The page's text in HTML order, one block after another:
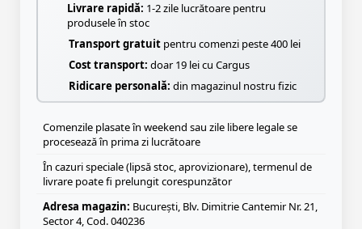
Livrare rapidă: 1-2 zile lucrătoare pentru
produsele în stoc
Transport gratuit pentru comenzi peste 400 lei
Cost transport: doar 19 lei cu Cargus
Ridicare personală: din magazinul nostru fizic
Comenzile plasate în weekend sau zile libere legale se
procesează în prima zi lucrătoare
În cazuri speciale (lipsă stoc, aprovizionare), termenul de
livrare poate fi prelungit corespunzător
Adresa magazin: București, Blv. Dimitrie Cantemir Nr. 21,
Sector 4, Cod. 040236